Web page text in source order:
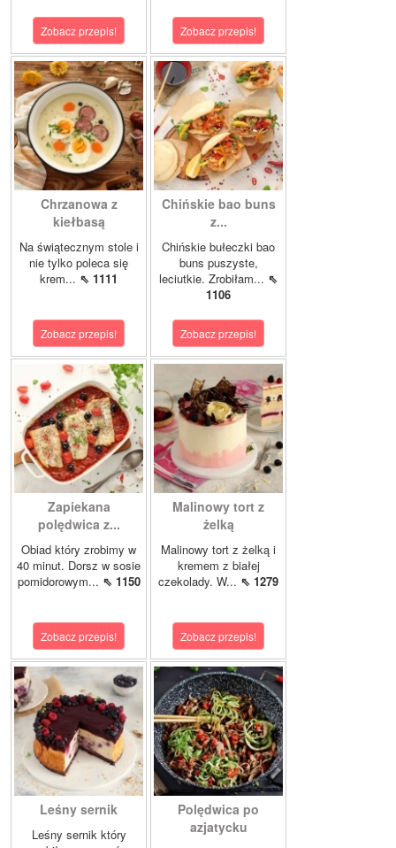
Zobacz przepis! Zobacz przepis!
Chrzanowa z
kiełbasą
Na świątecznym stole i
nie tylko poleca się
krem... ⇖ 1111
Zobacz przepis!
Chińskie bao buns
z...
Chińskie bułeczki bao
buns puszyste,
leciutkie. Zrobiłam... ⇖
1106
Zobacz przepis!
Zapiekana
polędwica z...
Obiad który zrobimy w
40 minut. Dorsz w sosie
pomidorowym... ⇖ 1150
Zobacz przepis!
Malinowy tort z
żelką
Malinowy tort z żelką i
kremem z białej
czekolady. W... ⇖ 1279
Zobacz przepis!
Leśny sernik
Leśny sernik który
Polędwica po
azjatycku